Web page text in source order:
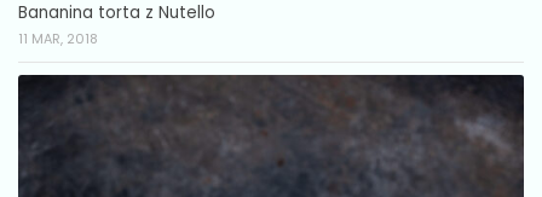
Bananina torta z Nutello
11 MAR, 2018